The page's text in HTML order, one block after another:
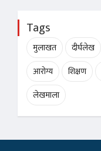
Tags
मुलाखत दीर्घलेख
आरोग्य
शिक्षण
लेखमाला